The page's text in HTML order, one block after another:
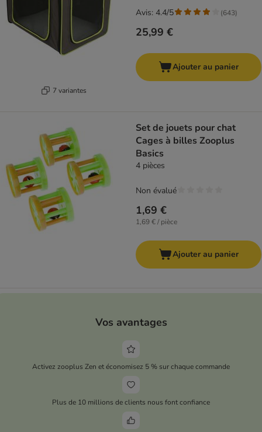
7 variantes
25,99 €
Avis: 4.4/5 (643)
Ajouter au panier
Set de jouets pour chat
Cages à billes Zooplus
Basics
4 pièces
1,69 €
1,69 € / pièce
Non évalué
Ajouter au panier
Vos avantages
Activez zooplus Zen et économisez 5 % sur chaque commande
Plus de 10 millions de clients nous font confiance